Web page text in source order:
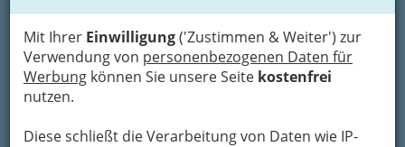
Mit Ihrer Einwilligung('Zustimmen & Weiter') zur
Verwendung von personenbezogenen Daten für
Werbung können Sie unsere Seite kostenfrei
nutzen.
Diese schließt die Verarbeitung von Daten wie IP-
Ob die